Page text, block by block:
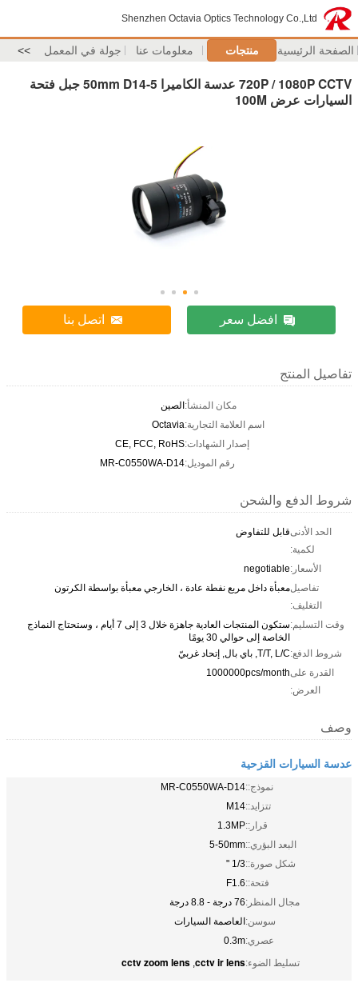
Shenzhen Octavia Optics Technology Co.,Ltd
الصفحة الرئيسية منتجات معلومات عنا جولة في المعمل >>
720P / 1080P CCTV عدسة الكاميرا 5-50mm D14 جبل فتحة
السيارات عرض 100M
افضل سعر اتصل بنا
تفاصيل المنتج
مكان المنشأ:الصين
اسم العلامة التجارية:Octavia
إصدار الشهادات:CE, FCC, RoHS
رقم الموديل:MR-C0550WA-D14
شروط الدفع والشحن
الحد الأدنى
لكمية:
قابل للتفاوض
الأسعار:negotiable
تفاصيل
التغليف:
معبأة داخل مربع نفطة عادة ، الخارجي معبأة بواسطة الكرتون
وقت التسليم:
ستكون المنتجات العادية جاهزة خلال 3 إلى 7 أيام ، وستحتاج النماذج
الخاصة إلى حوالي 30 يومًا
شروط الدفع:T/T, L/C, باي بال, إتحاد غربيّ
القدرة على
العرض:
1000000pcs/month
وصف
عدسة السيارات القزحية
نموذج::MR-C0550WA-D14
تتزايد::M14
قرار::1.3MP
البعد البؤري::5-50mm
شكل صورة::1/3 "
فتحة::F1.6
مجال المنظر:76 درجة - 8.8 درجة
سوسن:العاصمة السيارات
عصري:0.3m
تسليط الضوء:cctv ir lens
,
cctv zoom lens